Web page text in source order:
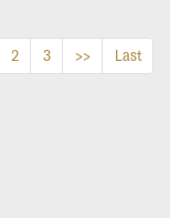
2 3 >> Last